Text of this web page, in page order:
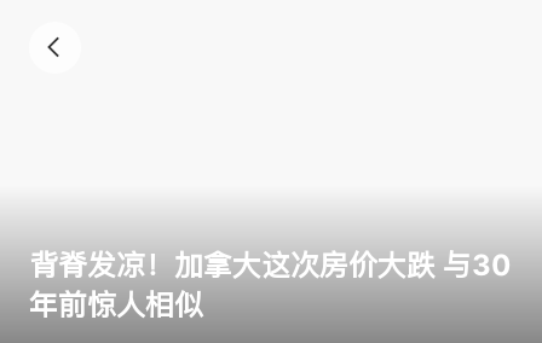
背脊发凉！加拿大这次房价大跌 与30
年前惊人相似